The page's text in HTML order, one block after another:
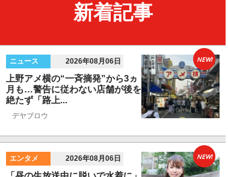
新着記事
ニュース 2026年08月06日
上野アメ横の“一斉摘発”から3ヵ
月も…警告に従わない店舗が後を
絶たず「路上...
デヤブロウ
NEW!
エンタメ 2026年08月06日 NEW!